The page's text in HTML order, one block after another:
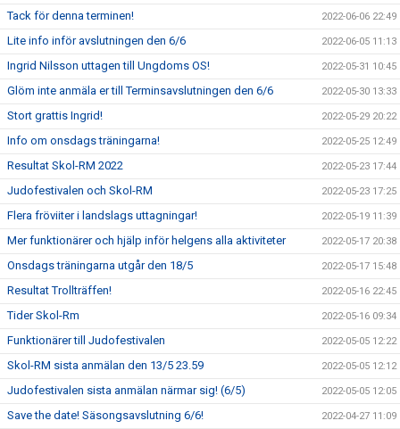
Tack för denna terminen! 2022-06-06 22:49
Lite info inför avslutningen den 6/6 2022-06-05 11:13
Ingrid Nilsson uttagen till Ungdoms OS! 2022-05-31 10:45
Glöm inte anmäla er till Terminsavslutningen den 6/6 2022-05-30 13:33
Stort grattis Ingrid! 2022-05-29 20:22
Info om onsdags träningarna! 2022-05-25 12:49
Resultat Skol-RM 2022 2022-05-23 17:44
Judofestivalen och Skol-RM 2022-05-23 17:25
Flera fröviiter i landslags uttagningar! 2022-05-19 11:39
Mer funktionärer och hjälp inför helgens alla aktiviteter 2022-05-17 20:38
Onsdags träningarna utgår den 18/5 2022-05-17 15:48
Resultat Trollträffen! 2022-05-16 22:45
Tider Skol-Rm 2022-05-16 09:34
Funktionärer till Judofestivalen 2022-05-05 12:22
Skol-RM sista anmälan den 13/5 23.59 2022-05-05 12:12
Judofestivalen sista anmälan närmar sig! (6/5) 2022-05-05 12:05
Save the date! Säsongsavslutning 6/6! 2022-04-27 11:09